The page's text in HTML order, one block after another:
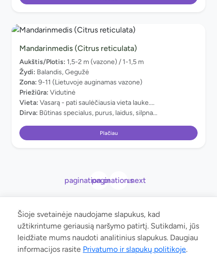
Mandarinmedis (Citrus reticulata)
Aukštis/Plotis: 1,5-2 m (vazone) / 1-1,5 m
Žydi: Balandis, Gegužė
Zona: 9-11 (Lietuvoje auginamas vazone)
Priežiūra: Vidutinė
Vieta: Vasarą - pati saulėčiausia vieta lauke....
Dirva: Būtinas specialus, purus, laidus, silpna...
Plačiau
pagination.previous
pagination.next
© 2026 manoaugalas.lt. Neradote Jums reikalingo augalo ar radote
klaidą ar norite bendradarbiauti? Parašykite:
Šioje svetainėje naudojame slapukus, kad
užtikrintume geriausią naršymo patirtį. Sutikdami, jūs
leidžiate mums naudoti analitinius slapukus. Daugiau
informacijos rasite Privatumo ir slapukų politikoje.